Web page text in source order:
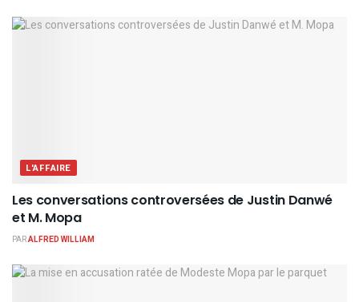
L'AFFAIRE
Les conversations controversées de Justin Danwé
et M. Mopa
PARALFRED WILLIAM